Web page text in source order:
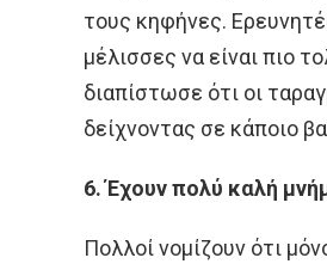
τους κηφήνες.
μέλισσες να είναι πιο
διαπίστωσε ότι οι
δείχνοντας σε κάποιο
6. Έχουν πολύ καλή
Πολλοί νομίζουν ότι